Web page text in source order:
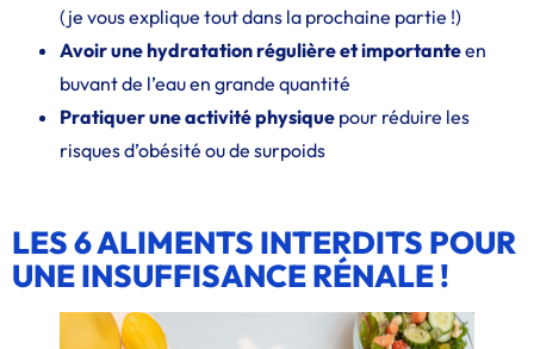
(je vous explique tout dans la prochaine partie !)
Avoir une hydratation régulière et importanteen
buvant de l’eau en grande quantité
Pratiquer une activité physique pour réduire les
risques d’obésité ou de surpoids
LES 6 ALIMENTS INTERDITS POUR
UNE INSUFFISANCE RÉNALE !